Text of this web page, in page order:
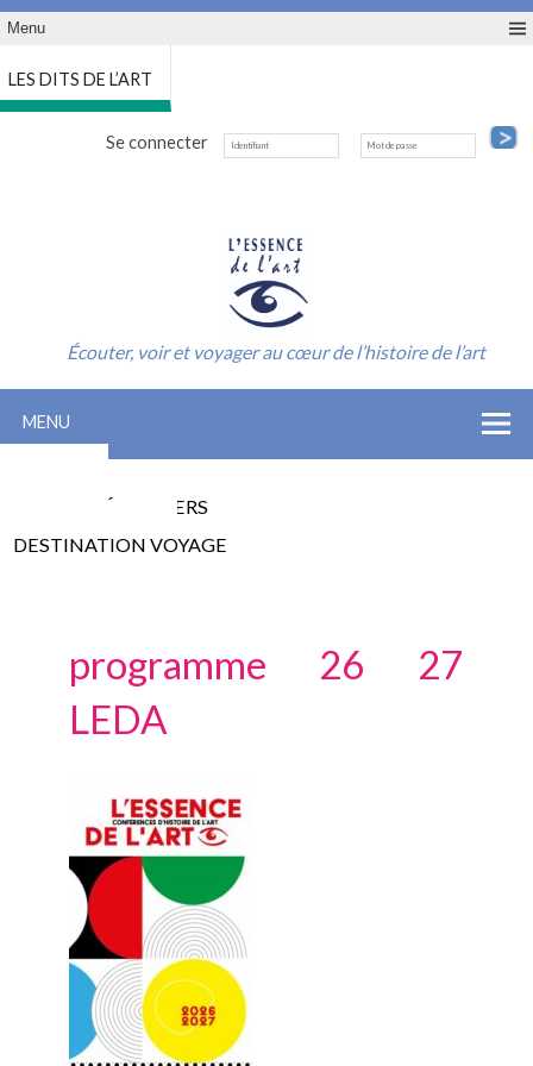
Menu
LES DITS DE L’ART
Se connecter
Écouter, voir et voyager au cœur de l’histoire de l’art
MENU
LES CONFÉRENCIERS
DESTINATION VOYAGE
programme 26 27
LEDA